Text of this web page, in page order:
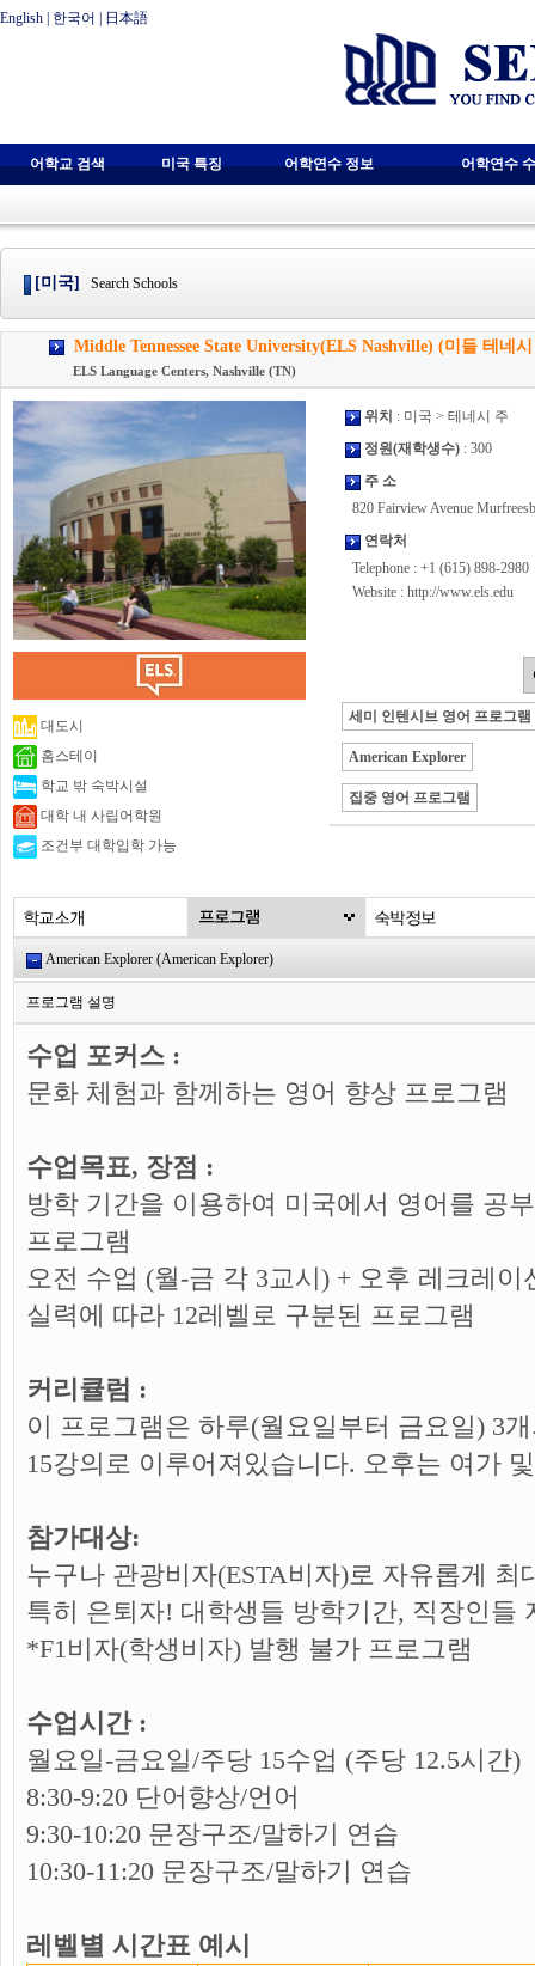
English 한국어 日本語
어학교 검색 미국 특징 어학연수 정보 어학연수
[미국] Search Schools
Middle Tennessee State University(ELS Nashville) (미들 테네
ELS Language Centers, Nashville (TN)
대도시
홈스테이
학교 밖 숙박시설
대학 내 사립어학원
조건부 대학입학 가능
위치 : 미국 > 테네시 주
정원(재학생수) : 300
주 소
820 Fairview Avenue
연락처
Telephone : +1 (615) 898-2980
Website : http://www.els.edu
세미 인텐시브 영어 프로그램
American Explorer
집중 영어 프로그램
American Explorer (American Explorer)
프로그램 설명
수업 포커스 :
문화 체험과 함께하는 영어 향상 프로그램
수업목표, 장점 :
방학 기간을 이용하여 미국에서 영어를 공
프로그램
오전 수업 (월-금 각 3교시) + 오후 레크레
실력에 따라 12레벨로 구분된 프로그램
커리큘럼 :
이 프로그램은 하루(월요일부터 금요일) 3
15강의로 이루어져있습니다. 오후는 여가
참가대상:
누구나 관광비자(ESTA비자)로 자유롭게 최
특히 은퇴자! 대학생들 방학기간, 직장인들
*F1비자(학생비자) 발행 불가 프로그램
수업시간 :
월요일-금요일/주당 15수업 (주당 12.5시간)
8:30-9:20 단어향상/언어
9:30-10:20 문장구조/말하기 연습
10:30-11:20 문장구조/말하기 연습
레벨별 시간표 예시